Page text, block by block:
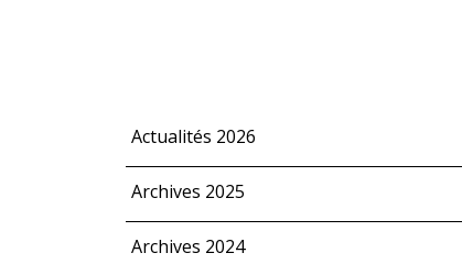
Actualités 2026
Archives 2025
Archives 2024